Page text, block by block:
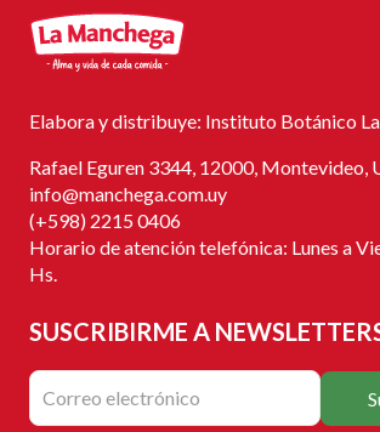
Elabora y distribuye: Instituto Botánico La
Rafael Eguren 3344, 12000, Montevideo,
info@manchega.com.uy
(+598) 2215 0406
Horario de atención telefónica: Lunes a
Hs.
SUSCRIBIRME A